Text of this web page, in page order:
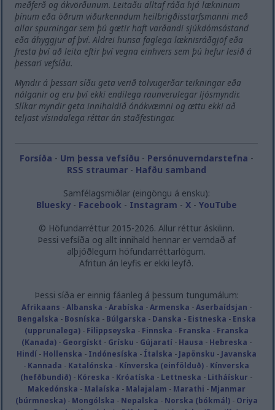
meðferð og ákvörðunum. Leitaðu alltaf ráða hjá lækninum
þínum eða öðrum viðurkenndum heilbrigðisstarfsmanni með
allar spurningar sem þú gætir haft varðandi sjúkdómsástand
eða áhyggjur af því. Aldrei hunsa faglega læknisráðgjöf eða
fresta því að leita eftir því vegna einhvers sem þú hefur lesið á
þessari vefsíðu.
Myndir á þessari síðu geta verið tölvugerðar teikningar eða
nálganir og eru því ekki endilega raunverulegar ljósmyndir.
Slíkar myndir geta innihaldið ónákvæmni og ættu ekki að
teljast vísindalega réttar án staðfestingar.
Forsíða - Um þessa vefsíðu - Persónuverndarstefna -
RSS straumar- Hafðu samband
Samfélagsmiðlar (eingöngu á ensku):
Bluesky- Facebook - Instagram - X- YouTube
© Höfundarréttur 2015-2026. Allur réttur áskilinn.
Þessi vefsíða og allt innihald hennar er verndað af
alþjóðlegum höfundarréttarlögum.
Afritun án leyfis er ekki leyfð.
Þessi síða er einnig fáanleg á þessum tungumálum:
Afrikaans -Albanska -Arabíska -Armenska -Aserbaídsjan -
Bengalska - Bosníska - Búlgarska - Danska - Eistneska - Enska
(upprunalega)- Filippseyska - Finnska - Franska - Franska
(Kanada)- Georgískt - Grísku - Gújaratí- Hausa - Hebreska -
Hindí- Hollenska - Indónesíska - Ítalska -Japönsku -Javanska
- Kannada - Katalónska - Kínverska (einfölduð) - Kínverska
(hefðbundið) - Kóreska - Króatíska - Lettneska - Litháískur -
Makedónska - Malaíska - Malajalam - Marathi - Mjanmar
(búrmneska)- Mongólska - Nepalska - Norska (bókmál)- Oriya